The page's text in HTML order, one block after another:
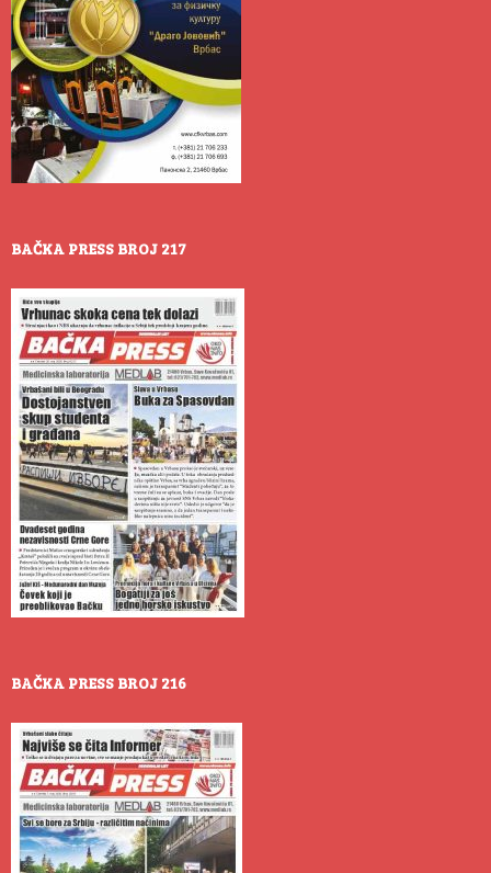
BAČKA PRESS BROJ 217
BAČKA PRESS BROJ 216